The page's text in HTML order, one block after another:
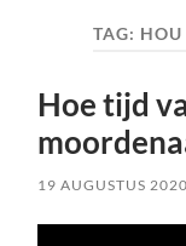
TAG: HOU
Hoe tijd
19 AUGUSTUS 2020